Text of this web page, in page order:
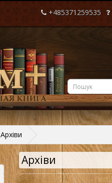
+485371259535
Архіви
Архіви